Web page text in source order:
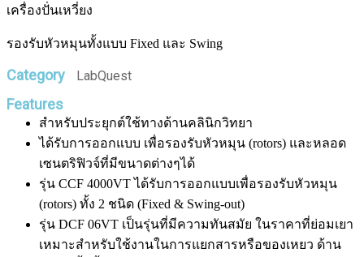
เครื่องปั่นเหวี่ยง
รองรับหัวหมุนทั้งแบบ Fixed และ Swing
Category LabQuest
Features
สำหรับประยุกต์ใช้ทางด้านคลินิกวิทยา
ได้รับการออกแบบ เพื่อรองรับหัวหมุน (rotors) และหลอด
เซนตริฟิวจ์ที่มีขนาดต่างๆได้
รุ่น CCF 4000VT ได้รับการออกแบบเพื่อรองรับหัวหมุน
(rotors) ทั้ง 2 ชนิด (Fixed & Swing-out)
รุ่น DCF 06VT เป็นรุ่นที่มีความทันสมัย ในราคาที่ย่อมเยา
เหมาะสำหรับใช้งานในการแยกสารหรือของเหยว ด้าน